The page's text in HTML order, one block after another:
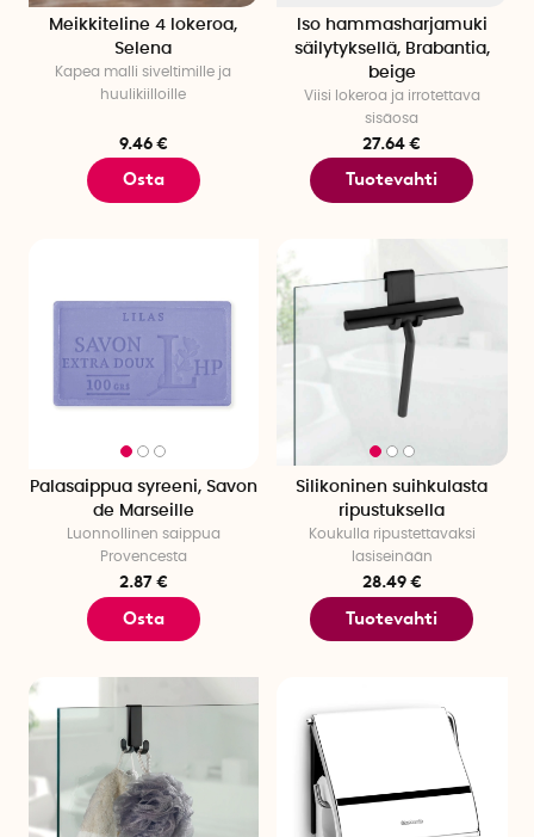
Meikkiteline 4 lokeroa,
Selena
Kapea malli siveltimille ja
huulikiilloille
9.46 €
Osta
Iso hammasharjamuki
säilytyksellä, Brabantia,
beige
Viisi lokeroa ja irrotettava
sisäosa
27.64 €
Tuotevahti
Palasaippua syreeni, Savon
de Marseille
Luonnollinen saippua
Provencesta
2.87 €
Osta
Silikoninen suihkulasta
ripustuksella
Koukulla ripustettavaksi
lasiseinään
28.49 €
Tuotevahti